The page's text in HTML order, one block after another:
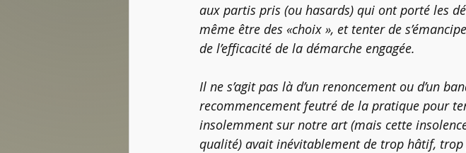
aux partis pris (ou hasards) qui ont porté les
même être des «choix », et tenter de
de l’efficacité de la démarche engagée.
Il ne s’agit pas là d’un renoncement ou d’un
recommencement feutré de la pratique pour
insolemment sur notre art (mais cette
qualité) avait inévitablement de trop hâtif,